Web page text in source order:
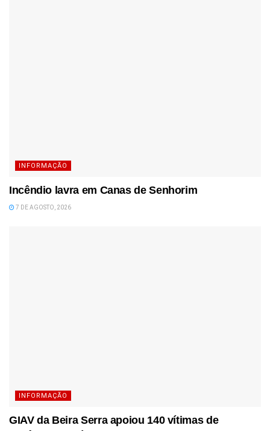
INFORMAÇÃO
Incêndio lavra em Canas de Senhorim
7 DE AGOSTO, 2026
INFORMAÇÃO
GIAV da Beira Serra apoiou 140 vítimas de